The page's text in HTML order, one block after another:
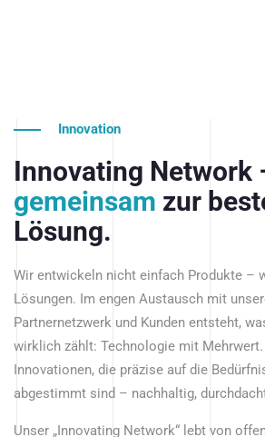
Innovation
Innovating Network
gemeinsam zur
Lösung.
Wir entwickeln nicht einfach Produkte –
Lösungen. Im engen Austausch mit
Partnernetzwerk und Kunden entsteht,
wirklich zählt: Technologie mit
Innovationen, die präzise auf die
abgestimmt sind – nachhaltig,
Unser „Innovating Network“ lebt von